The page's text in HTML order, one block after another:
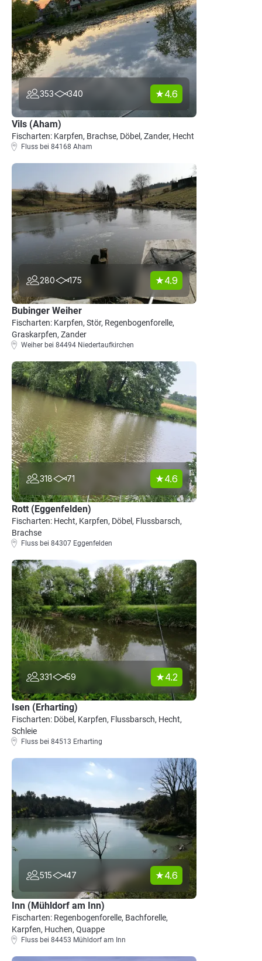
353 340 4.6
Vils (Aham)
Fischarten: Karpfen, Brachse, Döbel, Zander, Hecht
Fluss bei 84168 Aham
280 175 4.9
Bubinger Weiher
Fischarten: Karpfen, Stör, Regenbogenforelle,
Graskarpfen, Zander
Weiher bei 84494 Niedertaufkirchen
318 71 4.6
Rott (Eggenfelden)
Fischarten: Hecht, Karpfen, Döbel, Flussbarsch,
Brachse
Fluss bei 84307 Eggenfelden
331 59 4.2
Isen (Erharting)
Fischarten: Döbel, Karpfen, Flussbarsch, Hecht,
Schleie
Fluss bei 84513 Erharting
515 47 4.6
Inn (Mühldorf am Inn)
Fischarten: Regenbogenforelle, Bachforelle,
Karpfen, Huchen, Quappe
Fluss bei 84453 Mühldorf am Inn